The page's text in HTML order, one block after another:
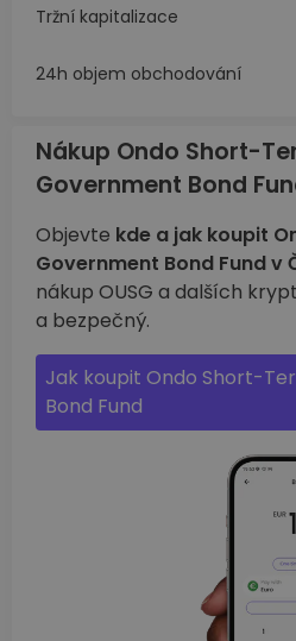
Tržní kapitalizace
24h objem obchodování
Nákup Ondo Short-
Government Bond
Objevte kde a jak koupit
Government Bond Fund v
nákup OUSG a dalších
a bezpečný.
Jak koupit Ondo Short-
Bond Fund